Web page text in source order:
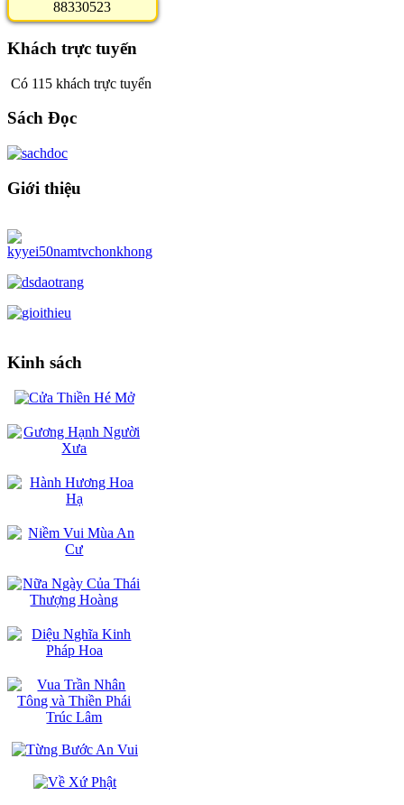
88330523
Khách trực tuyến
Có 115 khách trực tuyến
Sách Đọc
Giới thiệu
Kinh sách